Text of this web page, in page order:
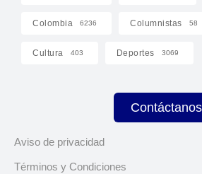
Colombia 6236 Columnistas 58
Cultura 403 Deportes 3069
Contáctanos
Aviso de privacidad
Términos y Condiciones